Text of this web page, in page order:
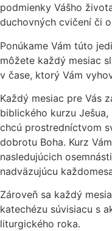
podmienky Vášho
duchovných cvičení či
Ponúkame Vám túto
môžete každý mesiac
v čase, ktorý Vám
Každý mesiac pre Vás
biblického kurzu
chcú prostredníctvom
dobrotu Boha. Kurz
nasledujúcich
nadväzujúcu
Zároveň sa každý
katechézu súvisiacu s
liturgického roka.